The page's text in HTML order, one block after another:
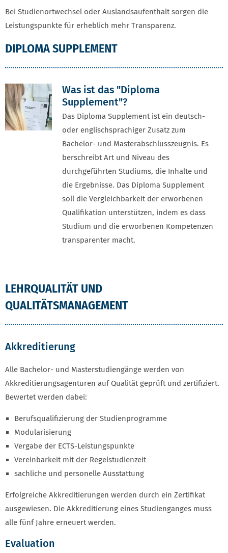
Bei Studienortwechsel oder Auslandsaufenthalt sorgen die
Leistungspunkte für erheblich mehr Transparenz.
DIPLOMA SUPPLEMENT
Was ist das "Diploma
Supplement"?
Das Diploma Supplement ist ein deutsch-
oder englischsprachiger Zusatz zum
Bachelor- und Masterabschlusszeugnis. Es
berschreibt Art und Niveau des
durchgeführten Studiums, die Inhalte und
die Ergebnisse. Das Diploma Supplement
soll die Vergleichbarkeit der erworbenen
Qualifikation unterstützen, indem es dass
Studium und die erworbenen Kompetenzen
transparenter macht.
LEHRQUALITÄT UND
QUALITÄTSMANAGEMENT
Akkreditierung
Alle Bachelor- und Masterstudiengänge werden von
Akkreditierungsagenturen auf Qualität geprüft und zertifiziert.
Bewertet werden dabei:
Berufsqualifizierung der Studienprogramme
Modularisierung
Vergabe der ECTS-Leistungspunkte
Vereinbarkeit mit der Regelstudienzeit
sachliche und personelle Ausstattung
Erfolgreiche Akkreditierungen werden durch ein Zertifikat
ausgewiesen. Die Akkreditierung eines Studienganges muss
alle fünf Jahre erneuert werden.
Evaluation